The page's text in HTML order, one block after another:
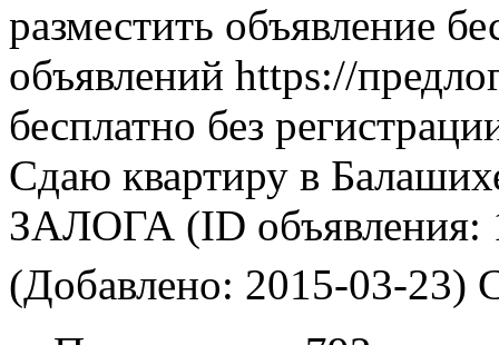
разместить объявление
объявлений https://
бесплатно без
Сдаю квартиру в
ЗАЛОГА (ID объявления:
(Добавлено: 2015-03-23)